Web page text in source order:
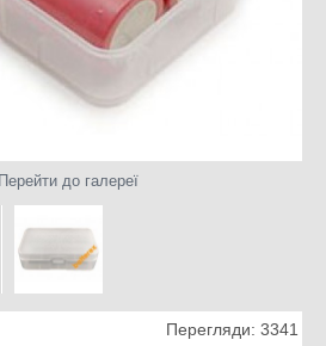
Перейти до галереї
Перегляди: 3341